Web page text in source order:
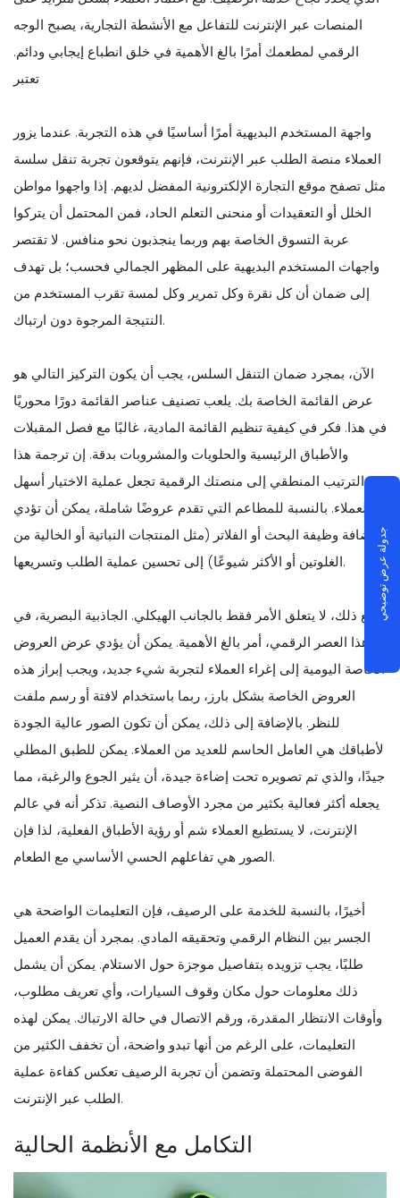
المنصات عبر الإنترنت للتفاعل مع الأنشطة التجارية، يصبح الوجه
الرقمي لمطعمك أمرًا بالغ الأهمية في خلق انطباع إيجابي ودائم.
تعتبر
واجهة المستخدم البديهية أمرًا أساسيًا في هذه التجربة. عندما يزور
العملاء منصة الطلب عبر الإنترنت، فإنهم يتوقعون تجربة تنقل سلسة
مثل تصفح موقع التجارة الإلكترونية المفضل لديهم. إذا واجهوا مواطن
الخلل أو التعقيدات أو منحنى التعلم الحاد، فمن المحتمل أن يتركوا
عربة التسوق الخاصة بهم وربما ينجذبون نحو منافس. لا تقتصر
واجهات المستخدم البديهية على المظهر الجمالي فحسب؛ بل تهدف
إلى ضمان أن كل نقرة وكل تمرير وكل لمسة تقرب المستخدم من
النتيجة المرجوة دون ارتباك.
الآن، بمجرد ضمان التنقل السلس، يجب أن يكون التركيز التالي هو
عرض القائمة الخاصة بك. يلعب تصنيف عناصر القائمة دورًا محوريًا
في هذا. فكر في كيفية تنظيم القائمة المادية، غالبًا مع فصل المقبلات
والأطباق الرئيسية والحلويات والمشروبات بدقة. إن ترجمة هذا
الترتيب المنطقي إلى منصتك الرقمية تجعل عملية الاختيار أسهل
للعملاء. بالنسبة للمطاعم التي تقدم عروضًا شاملة، يمكن أن تؤدي
إضافة وظيفة البحث أو الفلاتر (مثل المنتجات النباتية أو الخالية من
الغلوتين أو الأكثر شيوعًا) إلى تحسين عملية الطلب وتسريعها.
ومع ذلك، لا يتعلق الأمر فقط بالجانب الهيكلي. الجاذبية البصرية، في
هذا العصر الرقمي، أمر بالغ الأهمية. يمكن أن يؤدي عرض العروض
الخاصة اليومية إلى إغراء العملاء لتجربة شيء جديد، ويجب إبراز هذه
العروض الخاصة بشكل بارز، ربما باستخدام لافتة أو رسم ملفت
للنظر. بالإضافة إلى ذلك، يمكن أن تكون الصور عالية الجودة
لأطباقك هي العامل الحاسم للعديد من العملاء. يمكن للطبق المطلي
جيدًا، والذي تم تصويره تحت إضاءة جيدة، أن يثير الجوع والرغبة، مما
يجعله أكثر فعالية بكثير من مجرد الأوصاف النصية. تذكر أنه في عالم
الإنترنت، لا يستطيع العملاء شم أو رؤية الأطباق الفعلية، لذا فإن
الصور هي تفاعلهم الحسي الأساسي مع الطعام.
أخيرًا، بالنسبة للخدمة على الرصيف، فإن التعليمات الواضحة هي
الجسر بين النظام الرقمي وتحقيقه المادي. بمجرد أن يقدم العميل
طلبًا، يجب تزويده بتفاصيل موجزة حول الاستلام. يمكن أن يشمل
ذلك معلومات حول مكان وقوف السيارات، وأي تعريف مطلوب،
وأوقات الانتظار المقدرة، ورقم الاتصال في حالة الارتباك. يمكن لهذه
التعليمات، على الرغم من أنها تبدو واضحة، أن تخفف الكثير من
الفوضى المحتملة وتضمن أن تجربة الرصيف تعكس كفاءة عملية
الطلب عبر الإنترنت.
التكامل مع الأنظمة الحالية
جدولة عرض توضيحي